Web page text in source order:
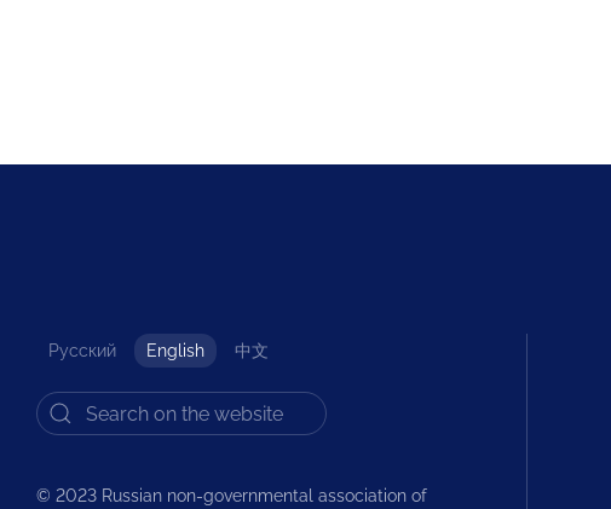
Русский English 中文
© 2023 Russian non-governmental association of